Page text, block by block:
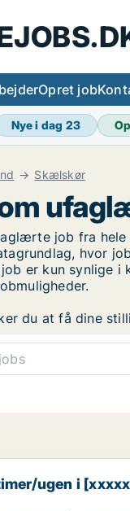
Opret job
Nye i dag 23
Skælskør
job fra
hvor
er kun synlige
du at få dine
i [xxxxx]
ugen i